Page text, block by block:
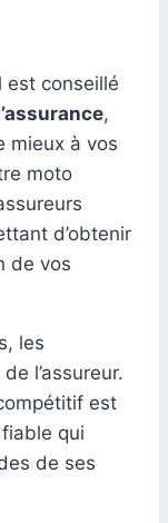
est conseillé
,
mieux à vos
moto
d’obtenir
de vos
les
l’assureur.
est
qui
de ses